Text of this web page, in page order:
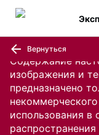
Содержание
изображения и
предназначено
использования в
Вернуться